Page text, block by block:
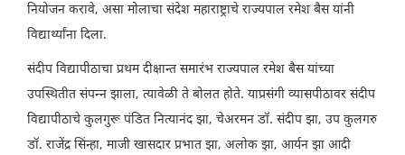
नियोजन करावे, असा मोलाचा संदेश महाराष्ट्राचे राज्यपाल रमेश बैस यांनी
विद्यार्थ्यांना दिला.
संदीप विद्यापीठाचा प्रथम दीक्षान्त समारंभ राज्यपाल रमेश बैस यांच्या
उपस्थितीत संपन्न झाला, त्यावेळी ते बोलत होते. याप्रसंगी व्यासपीठावर संदीप
विद्यापीठाचे कुलगुरू पंडित नित्यानंद झा, चेअरमन डॉ. संदीप झा, उप कुलगरु
डॉ. राजेंद्र सिंन्हा, माजी खासदार प्रभात झा, अलोक झा, आर्यन झा आदी